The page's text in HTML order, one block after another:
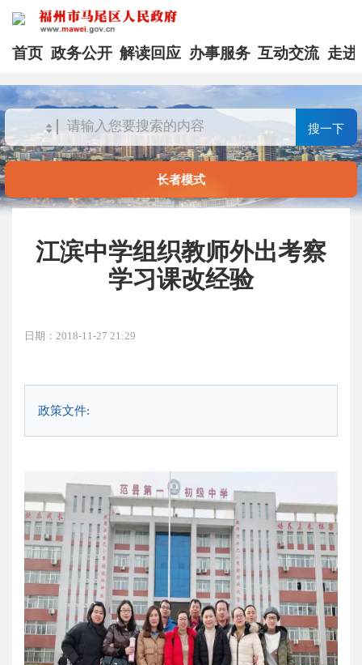
首页 政务公开 解读回应 办事服务 互动交流 走进
搜一下
长者模式
江滨中学组织教师外出考察
学习课改经验
日期：2018-11-27 21:29
政策文件: